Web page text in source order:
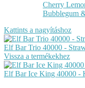
Kattints a nagyításhoz
Elf Bar Trio 40000 -
Vissza a termékekhez
Elf Bar Ice King 40000 -